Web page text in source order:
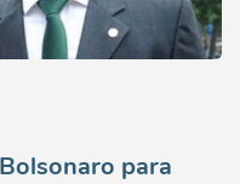
para